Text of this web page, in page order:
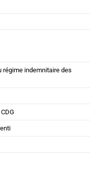
régime indemnitaire des